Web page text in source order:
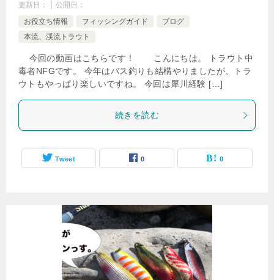
更新日：
公開日：
お役立ち情報
フィッシングガイド
ブログ
本流、渓流トラウト
今回の動画はこちらです！ こんにちは。 トラウト中
毒者NFGです。 今年はバス釣りも結構やりましたが、トラ
ウトもやっぱり楽しいですね。 今回は犀川経験 […]
続きを読む
Tweet 0 0